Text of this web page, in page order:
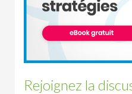
Rejoignez la